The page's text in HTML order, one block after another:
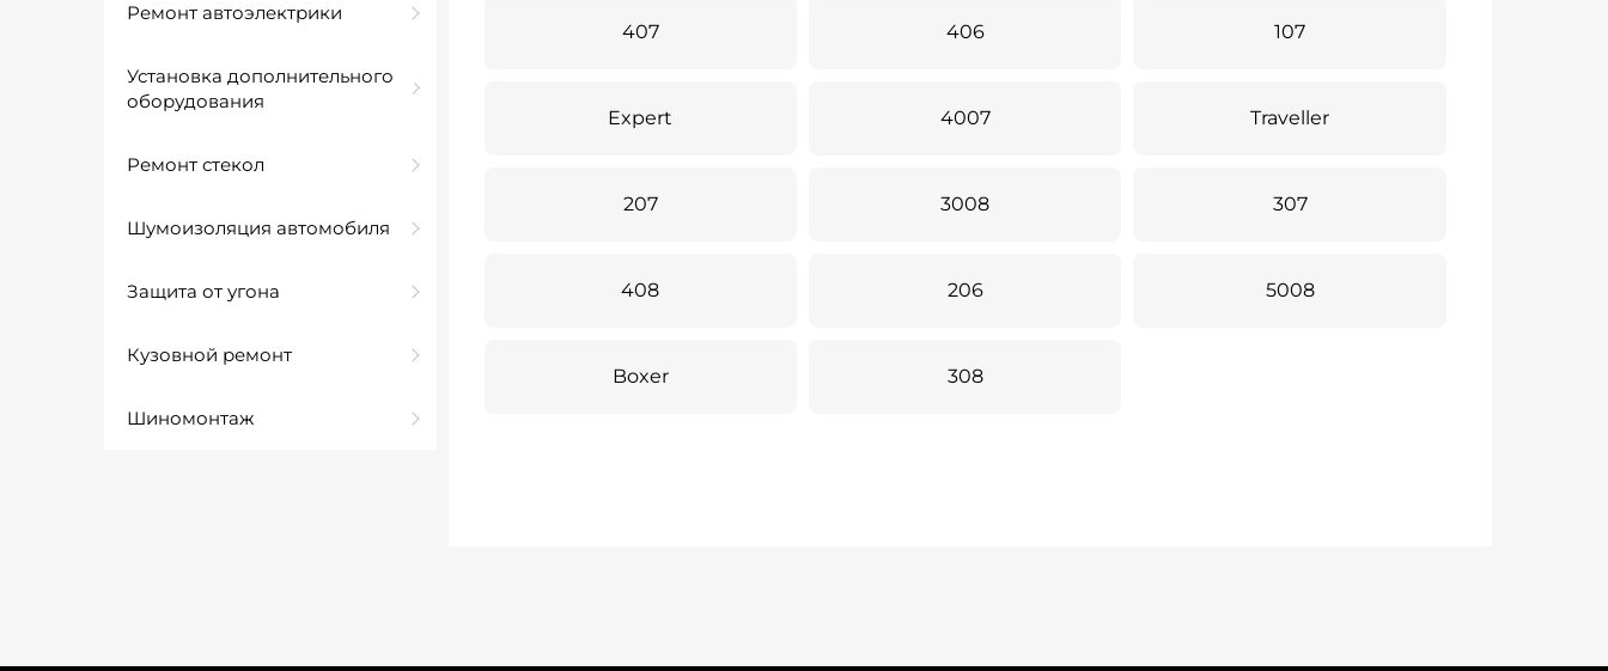
Ремонт автоэлектрики
Установка дополнительного
оборудования
Ремонт стекол
Шумоизоляция автомобиля
Защита от угона
Кузовной ремонт
Шиномонтаж
407 406 107
Expert 4007 Traveller
207 3008 307
408 206 5008
Boxer 308